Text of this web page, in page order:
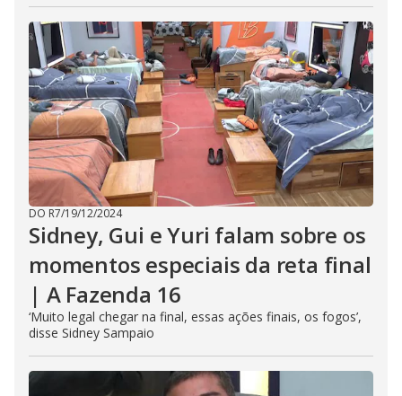
DO R7/19/12/2024
Sidney, Gui e Yuri falam sobre os
momentos especiais da reta final
| A Fazenda 16
‘Muito legal chegar na final, essas ações finais, os fogos’,
disse Sidney Sampaio